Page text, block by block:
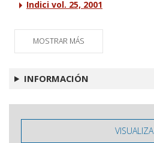
Indici vol. 25, 2001
MOSTRAR MÁS
INFORMACIÓN
VISUALIZA